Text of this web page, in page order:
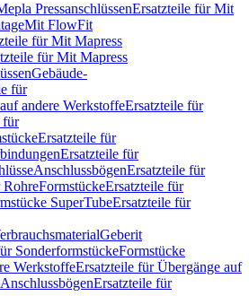
PressanschlüssenErsatzteile für Mit
Mit FlowFit
für Mit Mapress
für Mit Mapress
Gebäude-
für
andere WerkstoffeErsatzteile für
für
Ersatzteile für
Ersatzteile für
AnschlussbögenErsatzteile für
RohreFormstückeErsatzteile für
SuperTubeErsatzteile für
Geberit
SonderformstückeFormstücke
WerkstoffeErsatzteile für Übergänge auf
AnschlussbögenErsatzteile für